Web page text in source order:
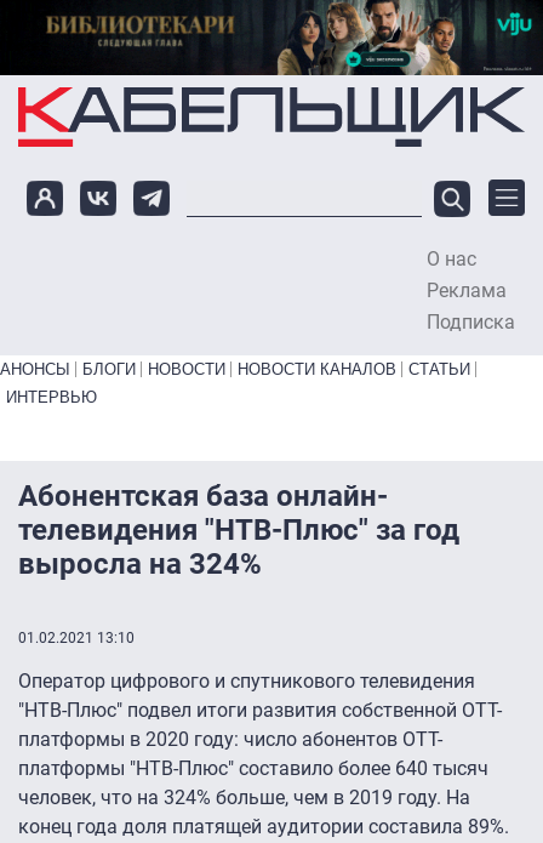
Перейти к основному содержанию
О нас
Реклама
Подписка
Primary links bottom
АНОНСЫ БЛОГИ НОВОСТИ НОВОСТИ КАНАЛОВ
СТАТЬИ
ИНТЕРВЬЮ
Абонентская база онлайн-
телевидения "НТВ-Плюс" за год
выросла на 324%
01.02.2021 13:10
Оператор цифрового и спутникового телевидения
"НТВ-Плюс" подвел итоги развития собственной ОТТ-
платформы в 2020 году: число абонентов ОТТ-
платформы "НТВ-Плюс" составило более 640 тысяч
человек, что на 324% больше, чем в 2019 году. На
конец года доля платящей аудитории составила 89%.